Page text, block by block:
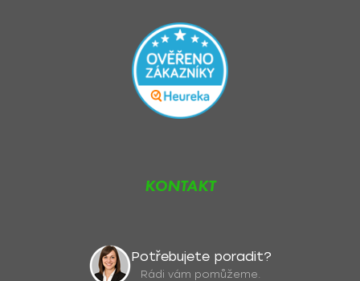
KONTAKT
Potřebujete poradit?
Rádi vám pomůžeme.